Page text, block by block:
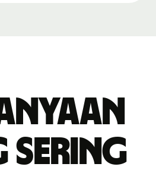
sering